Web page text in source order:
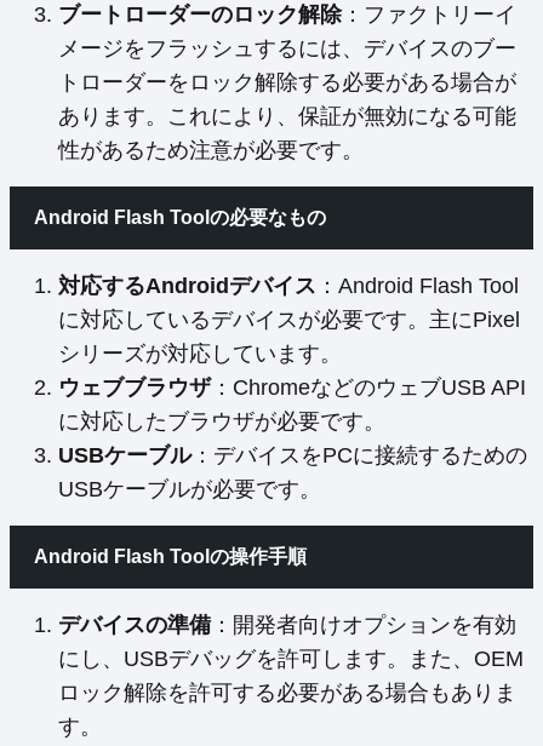
ブートローダーのロック解除：ファクトリーイ
メージをフラッシュするには、デバイスのブー
トローダーをロック解除する必要がある場合が
あります。これにより、保証が無効になる可能
性があるため注意が必要です。
Android Flash Toolの必要なもの
対応するAndroidデバイス ：Android Flash Tool
に対応しているデバイスが必要です。主にPixel
シリーズが対応しています。
ウェブブラウザ：ChromeなどのウェブUSB API
に対応したブラウザが必要です。
USBケーブル：デバイスをPCに接続するための
USBケーブルが必要です。
Android Flash Toolの操作手順
デバイスの準備：開発者向けオプションを有効
にし、USBデバッグを許可します。また、OEM
ロック解除を許可する必要がある場合もありま
す。